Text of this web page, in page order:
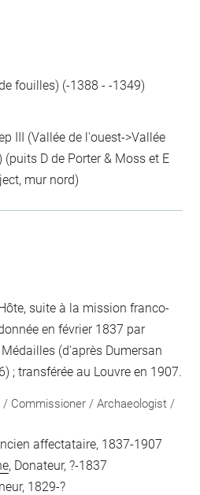
fouilles) (-1388 - -1349)
III (Vallée de l'ouest->Vallée
(puits D de Porter & Moss et E
mur nord)
suite à la mission franco-
en février 1837 par
(d'après Dumersan
; transférée au Louvre en 1907.
/ Commissioner / Archaeologist /
affectataire, 1837-1907
, Donateur, ?-1837
1829-?